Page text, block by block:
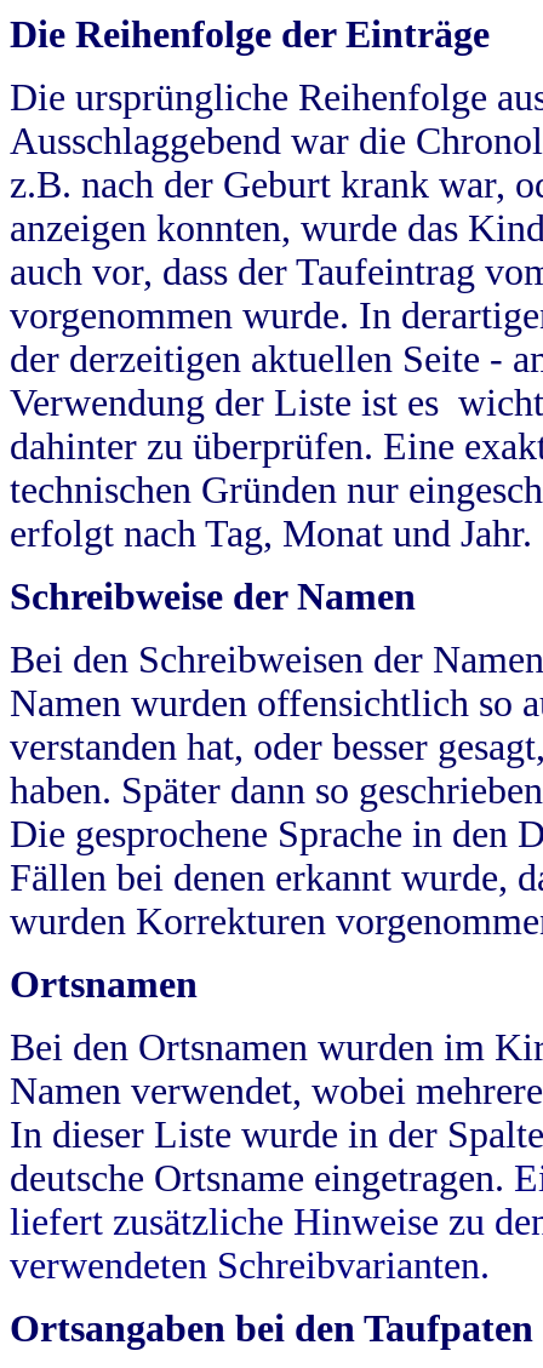
Die Reihenfolge der Einträge
Die ursprüngliche Reihenfolge
Ausschlaggebend war die
z.B. nach der Geburt krank war,
anzeigen konnten, wurde das
auch vor, dass der Taufeintrag
vorgenommen wurde. In
der derzeitigen aktuellen Seite -
Verwendung der Liste ist es
dahinter zu überprüfen. Eine
technischen Gründen nur
erfolgt nach Tag, Monat und Jahr.
Schreibweise der Namen
Bei den Schreibweisen der
Namen wurden offensichtlich so
verstanden hat, oder besser
haben. Später dann so
Die gesprochene Sprache in
Fällen bei denen erkannt wurde,
wurden Korrekturen
Ortsnamen
Bei den Ortsnamen wurden im
Namen verwendet, wobei
In dieser Liste wurde in der
deutsche Ortsname eingetragen.
liefert zusätzliche Hinweise zu
verwendeten Schreibvarianten.
Ortsangaben bei den Taufpaten